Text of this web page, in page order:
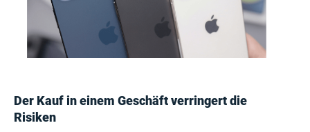
Der Kauf in einem Geschäft verringert die
Risiken